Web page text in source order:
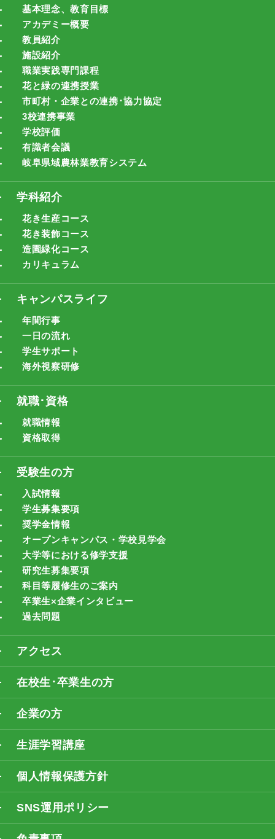
基本理念、教育目標
アカデミー概要
教員紹介
施設紹介
職業実践専門課程
花と緑の連携授業
市町村・企業との連携･協力協定
3校連携事業
学校評価
有識者会議
岐阜県域農林業教育システム
学科紹介
花き生産コース
花き装飾コース
造園緑化コース
カリキュラム
キャンパスライフ
年間行事
一日の流れ
学生サポート
海外視察研修
就職･資格
就職情報
資格取得
受験生の方
入試情報
学生募集要項
奨学金情報
オープンキャンパス・学校見学会
大学等における修学支援
研究生募集要項
科目等履修生のご案内
卒業生×企業インタビュー
過去問題
アクセス
在校生･卒業生の方
企業の方
生涯学習講座
個人情報保護方針
SNS運用ポリシー